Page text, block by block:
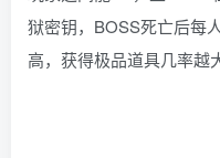
狱密钥，BOSS死亡后每
高，获得极品道具几率越